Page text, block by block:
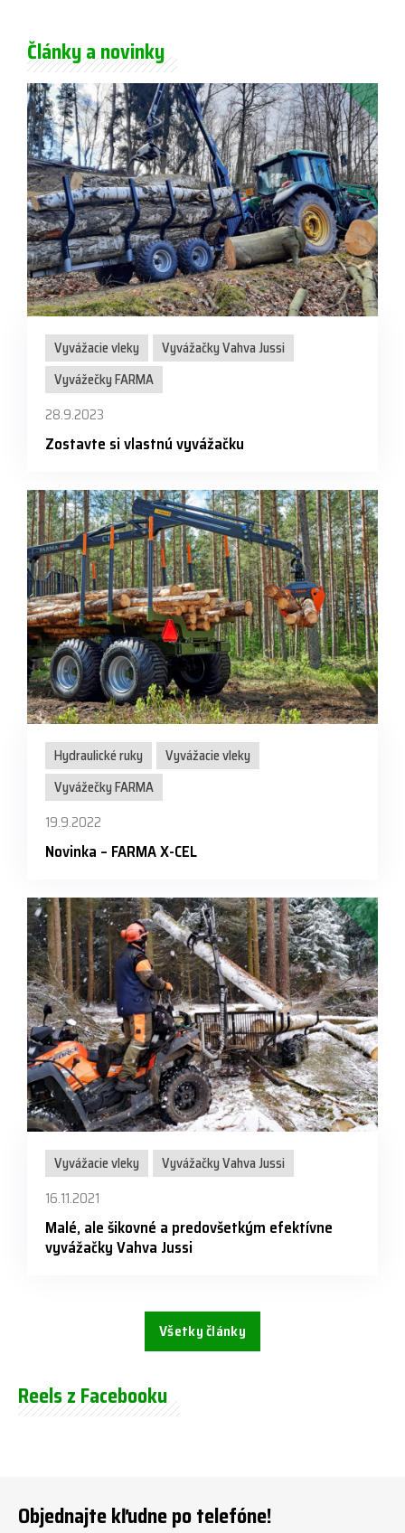
Články a novinky
Vyvážacie vleky
Vyvážačky Vahva Jussi
Vyvážečky FARMA
28.9.2023
Zostavte si vlastnú vyvážačku
Hydraulické ruky
Vyvážacie vleky
Vyvážečky FARMA
19.9.2022
Novinka – FARMA X-CEL
Vyvážacie vleky
Vyvážačky Vahva Jussi
16.11.2021
Malé, ale šikovné a predovšetkým efektívne
vyvážačky Vahva Jussi
Všetky články
Reels z Facebooku
Objednajte kľudne po telefóne!